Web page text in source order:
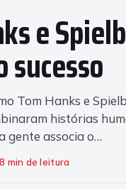
e
Tom Hanks e
histórias
gente associa o…
8 min de leitura